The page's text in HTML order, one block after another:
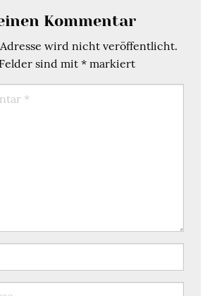
Kommentar
wird nicht veröffentlicht.
sind mit* markiert